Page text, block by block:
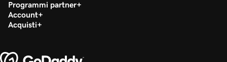
Programmi partner
Account
Acquisti